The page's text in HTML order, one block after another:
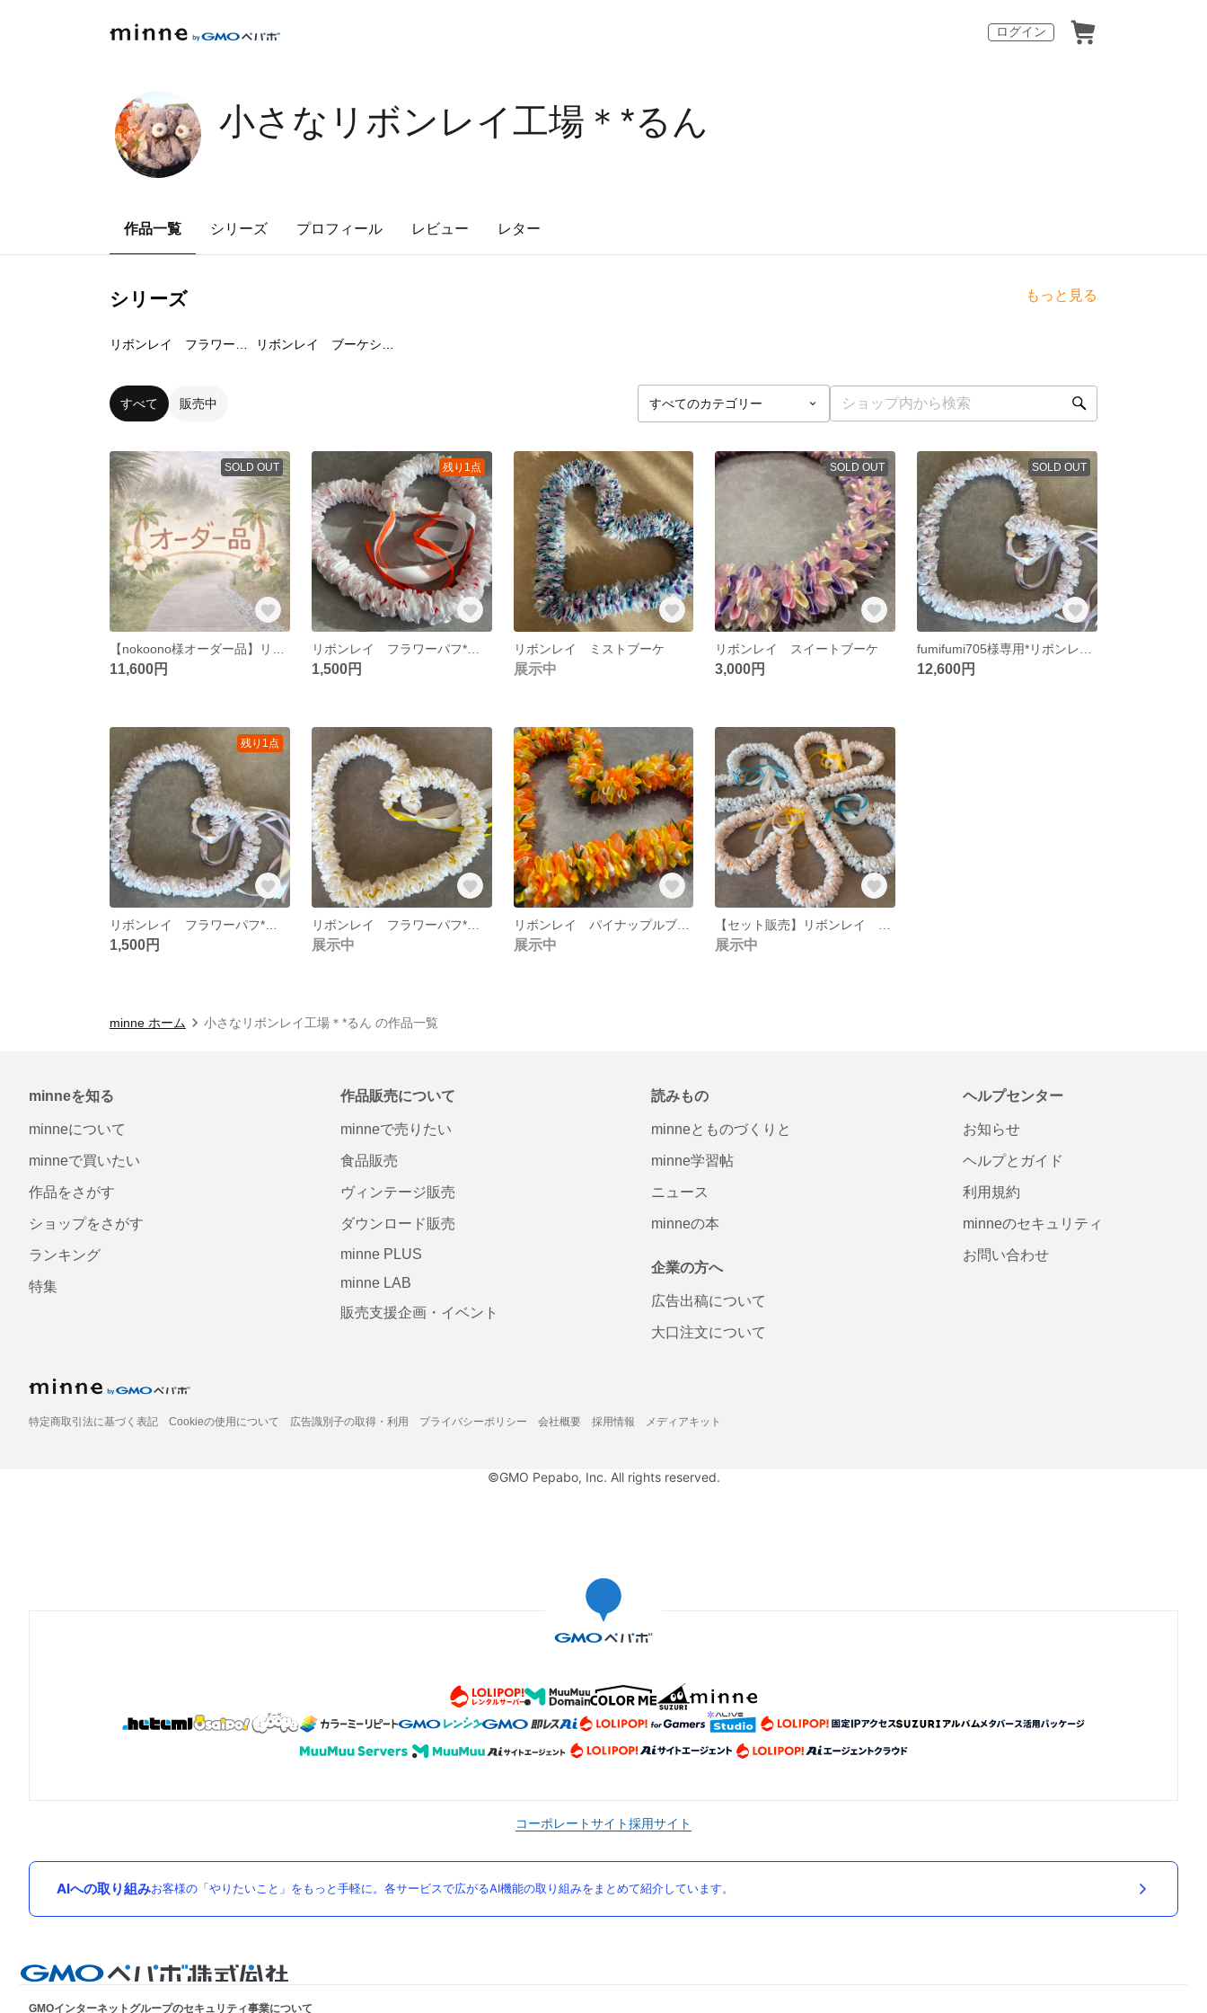
ログイン
小さなリボンレイ工場＊*るん
作品一覧 シリーズ プロフィール レビュー レター
シリーズ もっと見る
すべて 販売中
SOLD OUT
11,600円
残り1点
リボンレイ フラワーパフ*ブラッドオレンジ
1,500円
リボンレイ ミストブーケ
展示中
SOLD OUT
リボンレイ スイートブーケ
3,000円
SOLD OUT
12,600円
残り1点
1,500円
リボンレイ フラワーパフ*レモンソルベ
展示中
リボンレイ パイナップルブーケ
展示中 展示中
minne ホーム 小さなリボンレイ工場＊*るん の作品一覧
minneを知る
minneについて
minneで買いたい
作品をさがす
ショップをさがす
ランキング
特集
作品販売について
minneで売りたい
食品販売
ヴィンテージ販売
ダウンロード販売
minne PLUS
minne LAB
販売支援企画・イベント
読みもの
minneとものづくりと
minne学習帖
ニュース
minneの本
企業の方へ
広告出稿について
大口注文について
ヘルプセンター
お知らせ
ヘルプとガイド
利用規約
minneのセキュリティ
お問い合わせ
特定商取引法に基づく表記 Cookieの使用について 広告識別子の取得・利用 プライバシーポリシー 会社概要 採用情報 メディアキット
©GMO Pepabo, Inc. All rights reserved.
コーポレートサイト採用サイト
AIへの取り組みお客様の「やりたいこと」をもっと手軽に。各サービスで広がるAI機能の取り組みをまとめて紹介しています。
GMOインターネットグループのセキュリティ事業について